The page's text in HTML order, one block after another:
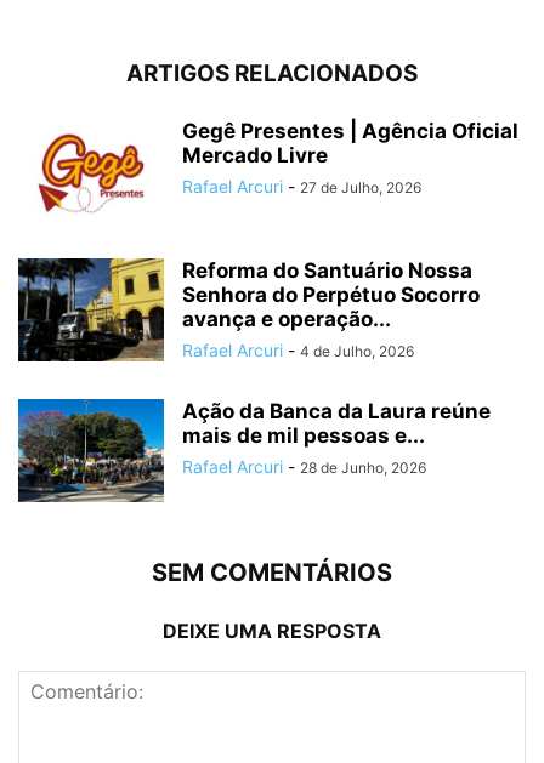
ARTIGOS RELACIONADOS
Gegê Presentes | Agência Oficial
Mercado Livre
Rafael Arcuri - 27 de Julho, 2026
Reforma do Santuário Nossa
Senhora do Perpétuo Socorro
avança e operação...
Rafael Arcuri - 4 de Julho, 2026
Ação da Banca da Laura reúne
mais de mil pessoas e...
Rafael Arcuri - 28 de Junho, 2026
SEM COMENTÁRIOS
DEIXE UMA RESPOSTA